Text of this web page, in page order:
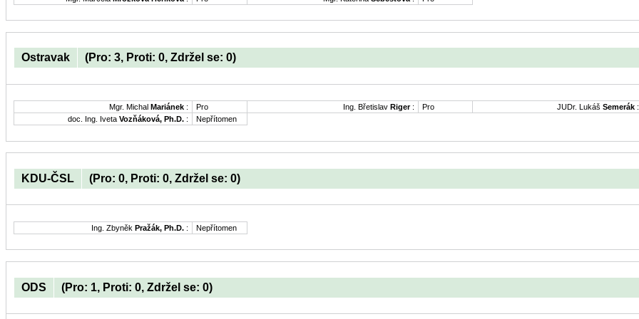
Ostravak (Pro: 3, Proti: 0, Zdržel se: 0)
Mgr. Michal Mariánek : Pro Ing. Břetislav Riger: Pro JUDr. Lukáš Semerák :
doc. Ing. Iveta Vozňáková, Ph.D. : Nepřítomen
KDU-ČSL (Pro: 0, Proti: 0, Zdržel se: 0)
Ing. Zbyněk Pražák, Ph.D. : Nepřítomen
ODS (Pro: 1, Proti: 0, Zdržel se: 0)